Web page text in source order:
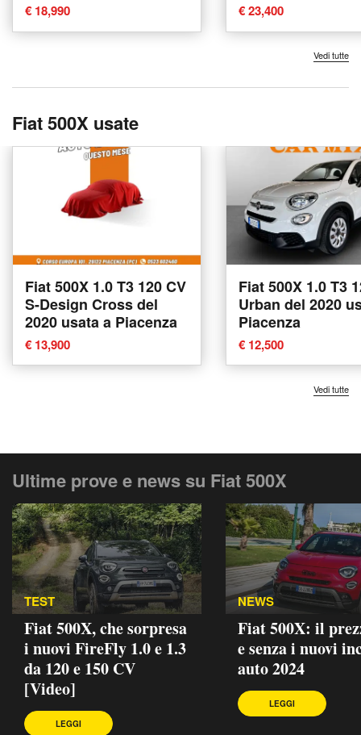
€ 18,990 € 23,400
Vedi tutte
Fiat 500X usate
Fiat 500X 1.0 T3 120 CV
S-Design Cross del
2020 usata a Piacenza
€ 13,900
Fiat 500X 1.0 T3
Urban del 2020
Piacenza
€ 12,500
Vedi tutte
Ultime prove e news su Fiat 500X
TEST
Fiat 500X, che sorpresa
i nuovi FireFly 1.0 e 1.3
da 120 e 150 CV
[Video]
LEGGI
NEWS
Fiat 500X: il
e senza i nuovi
auto 2024
LEGGI